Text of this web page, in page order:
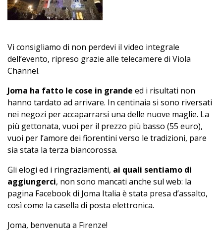
Vi consigliamo di non perdevi il video integrale
dell’evento, ripreso grazie alle telecamere di Viola
Channel.
Joma ha fatto le cose in grande ed i risultati non
hanno tardato ad arrivare. In centinaia si sono riversati
nei negozi per accaparrarsi una delle nuove maglie. La
più gettonata, vuoi per il prezzo più basso (55 euro),
vuoi per l’amore dei fiorentini verso le tradizioni, pare
sia stata la terza biancorossa.
Gli elogi ed i ringraziamenti, ai quali sentiamo di
aggiungerci, non sono mancati anche sul web: la
pagina Facebook di Joma Italia è stata presa d’assalto,
così come la casella di posta elettronica.
Joma, benvenuta a Firenze!